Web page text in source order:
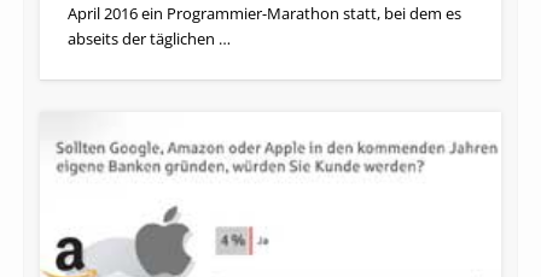
April 2016 ein Programmier-Marathon statt, bei dem es
abseits der täglichen …